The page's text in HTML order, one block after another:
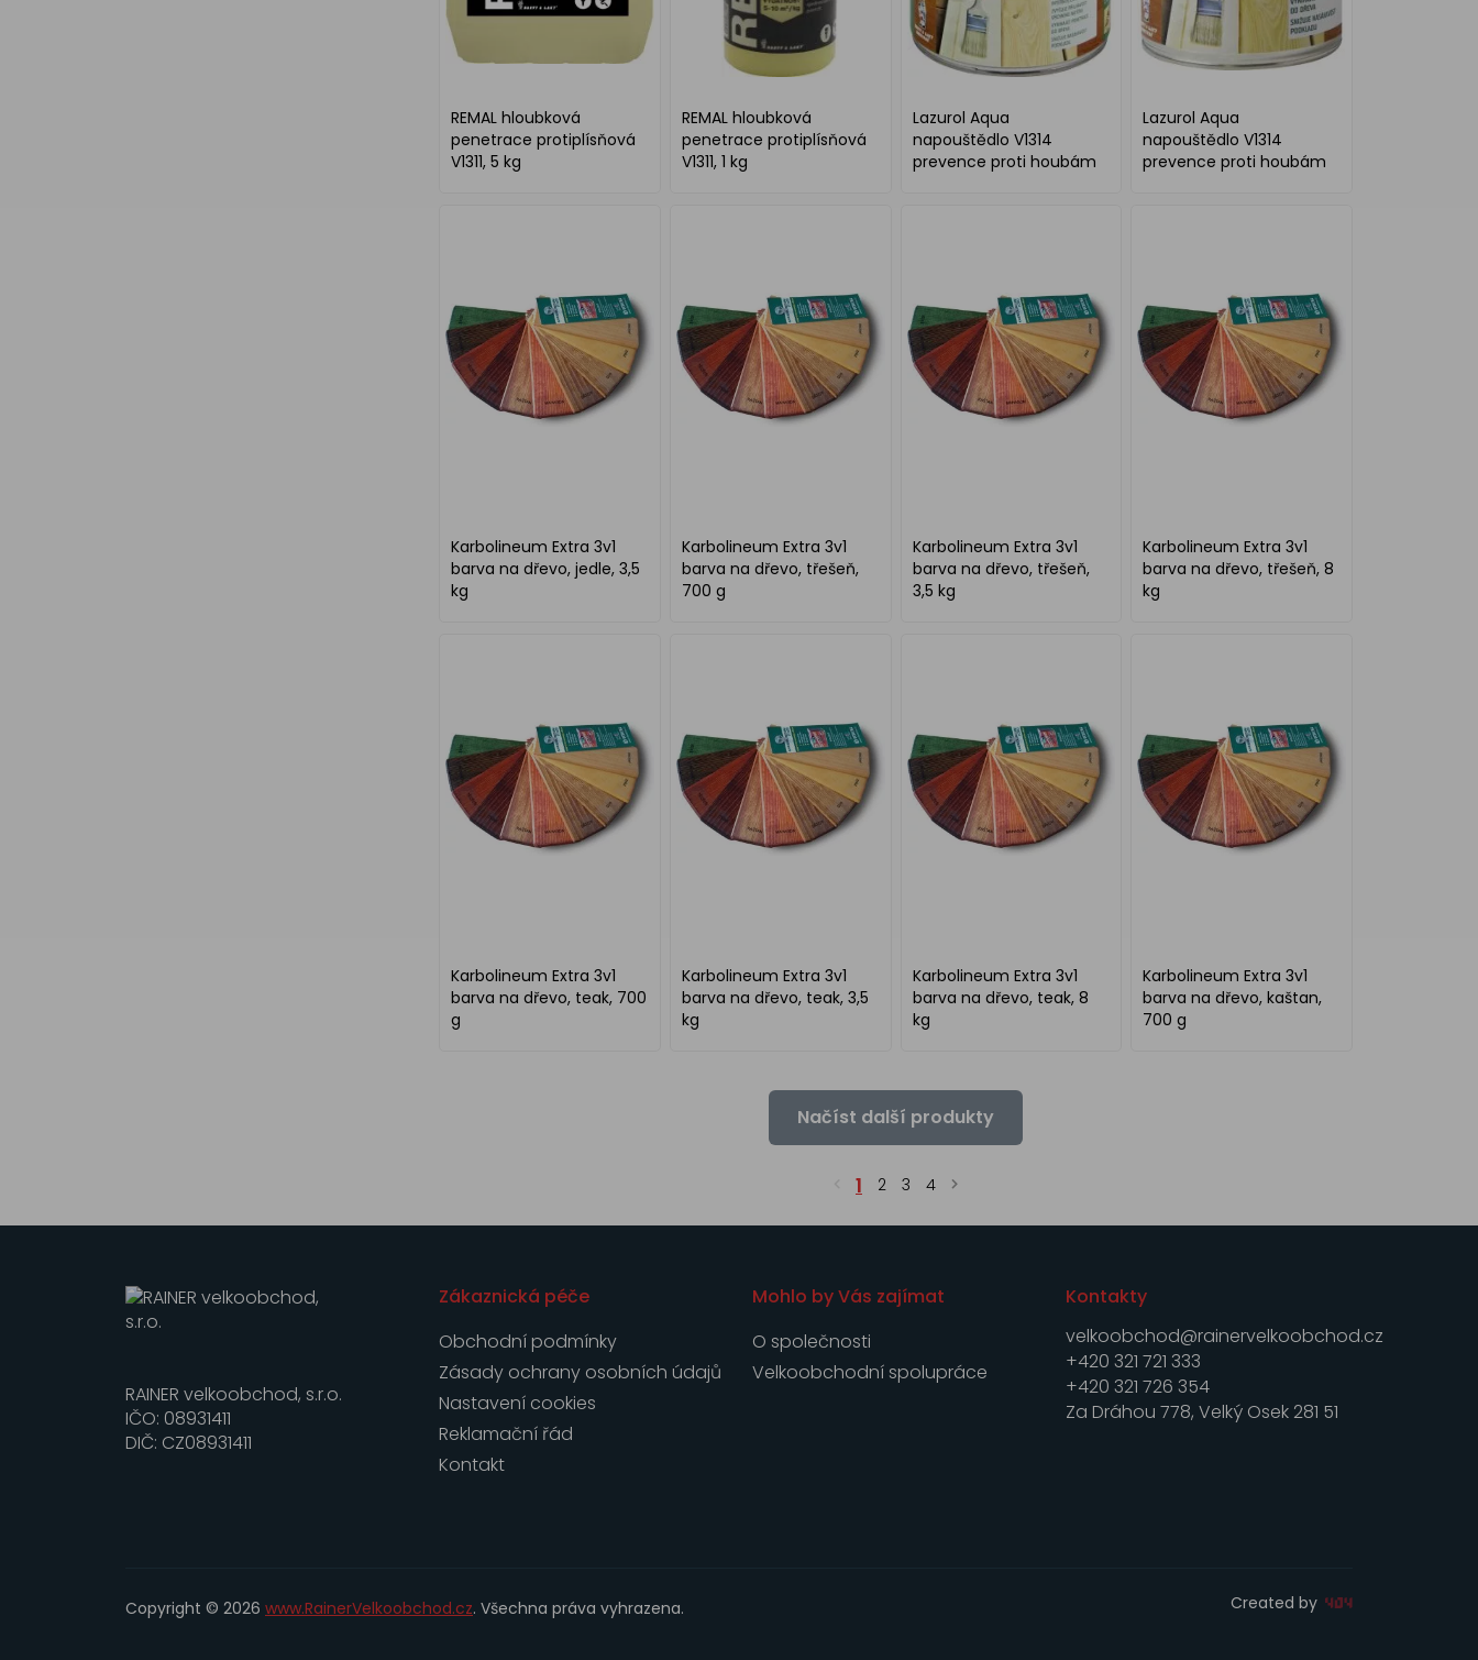
REMAL hloubková
penetrace protiplísňová
V1311, 5 kg
REMAL hloubková
penetrace protiplísňová
V1311, 1 kg
Lazurol Aqua
napouštědlo V1314
prevence proti houbám
Lazurol Aqua
napouštědlo V1314
prevence proti houbám
Karbolineum Extra 3v1
barva na dřevo, jedle, 3,5
kg
Karbolineum Extra 3v1
barva na dřevo, třešeň,
700 g
Karbolineum Extra 3v1
barva na dřevo, třešeň,
3,5 kg
Karbolineum Extra 3v1
barva na dřevo, třešeň, 8
kg
Karbolineum Extra 3v1
barva na dřevo, teak, 700
g
Karbolineum Extra 3v1
barva na dřevo, teak, 3,5
kg
Karbolineum Extra 3v1
barva na dřevo, teak, 8
kg
Karbolineum Extra 3v1
barva na dřevo, kaštan,
700 g
Načíst další produkty
1 2 3 4
RAINER velkoobchod, s.r.o.
IČO: 08931411
DIČ: CZ08931411
Zákaznická péče
Obchodní podmínky
Zásady ochrany osobních údajů
Nastavení cookies
Reklamační řád
Kontakt
Mohlo by Vás zajímat
O společnosti
Velkoobchodní spolupráce
Kontakty
velkoobchod@rainervelkoobchod.cz
+420 321 721 333
+420 321 726 354
Za Dráhou 778, Velký Osek 281 51
Copyright © 2026 www.RainerVelkoobchod.cz. Všechna práva vyhrazena. Created by